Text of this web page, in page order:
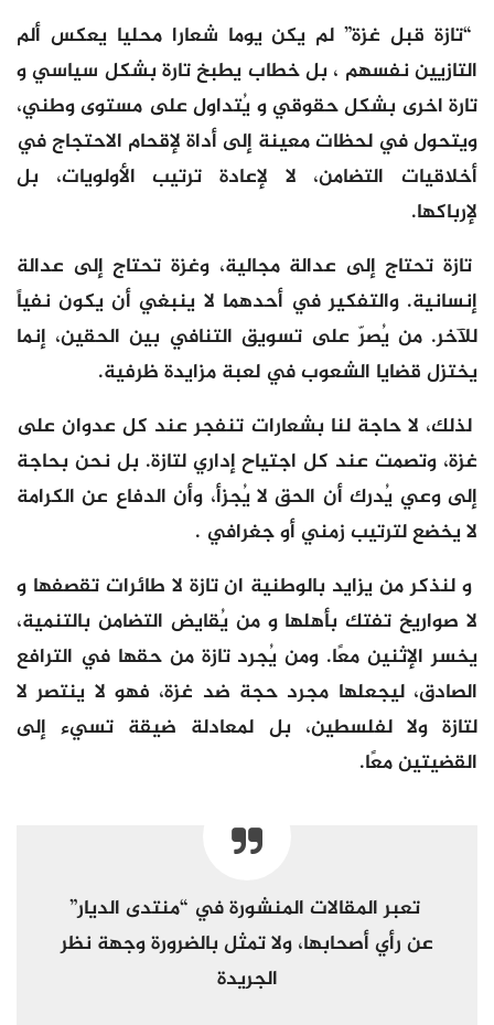
“تازة قبل غزة” لم يكن يوما شعارا محليا يعكس ألم
التازيين نفسهم ، بل خطاب يطبخ تارة بشكل سياسي و
تارة اخرى بشكل حقوقي و يُتداول على مستوى وطني،
ويتحول في لحظات معينة إلى أداة لإقحام الاحتجاج في
أخلاقيات التضامن، لا لإعادة ترتيب الأولويات، بل
لإرباكها.
تازة تحتاج إلى عدالة مجالية، وغزة تحتاج إلى عدالة
إنسانية. والتفكير في أحدهما لا ينبغي أن يكون نفياً
للآخر. من يُصرّ على تسويق التنافي بين الحقين، إنما
يختزل قضايا الشعوب في لعبة مزايدة ظرفية.
لذلك، لا حاجة لنا بشعارات تنفجر عند كل عدوان على
غزة، وتصمت عند كل اجتياح إداري لتازة. بل نحن بحاجة
إلى وعي يُدرك أن الحق لا يُجزأ، وأن الدفاع عن الكرامة
لا يخضع لترتيب زمني أو جغرافي .
و لنذكر من يزايد بالوطنية ان تازة لا طائرات تقصفها و
لا صواريخ تفتك بأهلها و من يُقايض التضامن بالتنمية،
يخسر الإثنين معًا. ومن يُجرد تازة من حقها في الترافع
الصادق، ليجعلها مجرد حجة ضد غزة، فهو لا ينتصر لا
لتازة ولا لفلسطين، بل لمعادلة ضيقة تسيء إلى
القضيتين معًا.
تعبر المقالات المنشورة في “منتدى الديار”
عن رأي أصحابها، ولا تمثل بالضرورة وجهة نظر
الجريدة